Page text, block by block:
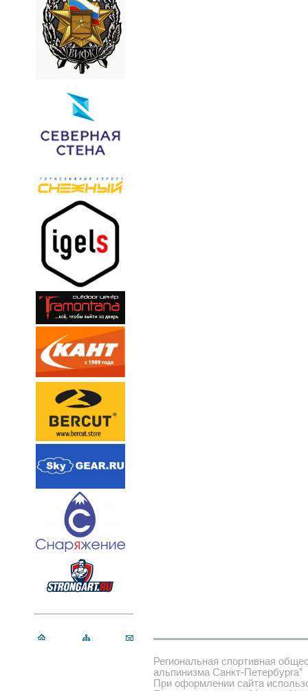
Региональная спортивная
альпинизма Санкт-Петербурга”
При оформлении сайта